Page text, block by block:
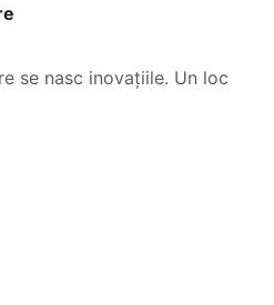
se nasc inovațiile. Un loc